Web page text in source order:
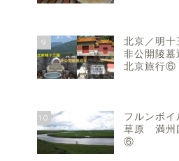
9
北京／明十
非公開陵
北京旅行⑥
10
フルンボ
草原 満州
⑥